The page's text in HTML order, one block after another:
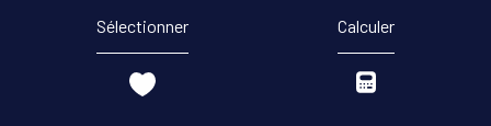
Sélectionner Calculer